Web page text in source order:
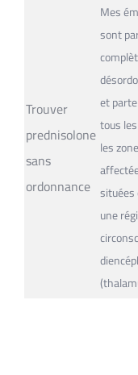
Trouver
prednisolone
sans
ordonnance
Mes
sont
et
tous
les
situées
une